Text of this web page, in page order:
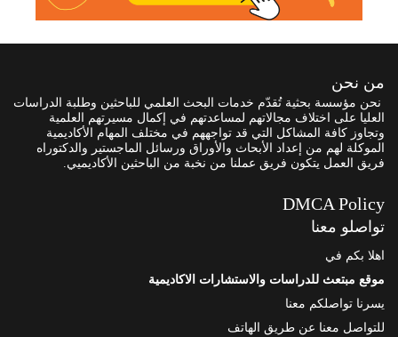
من نحن
نحن مؤسسة بحثية تُقدّم خدمات البحث العلمي للباحثين وطلبة الدراسات
العليا على اختلاف مجالاتهم لمساعدتهم في إكمال مسيرتهم العلمية
وتجاوز كافة المشاكل التي قد تواجههم في مختلف المهام الأكاديمية
الموكلة لهم من إعداد الأبحاث والأوراق ورسائل الماجستير والدكتوراه
فريق العمل يتكون فريق عملنا من نخبة من الباحثين الأكاديميي.
DMCA Policy
تواصلو معنا
اهلا بكم في
موقع مبتعث للدراسات والاستشارات الاكاديمية
يسرنا تواصلكم معنا
للتواصل معنا عن طريق الهاتف